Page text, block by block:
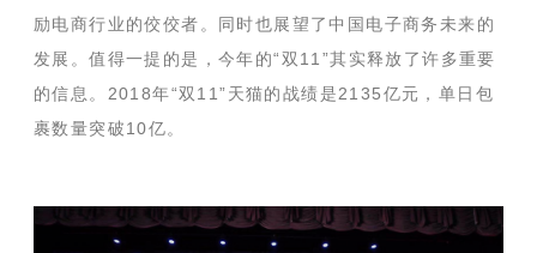
励电商行业的佼佼者。同时也展望了中国电子商务未来的
发展。值得一提的是，今年的“双 11 ”其实释放了许多重要
的信息。 2018年“双 11”天猫的战绩是2135亿元，单日包
裹数量突破10亿。